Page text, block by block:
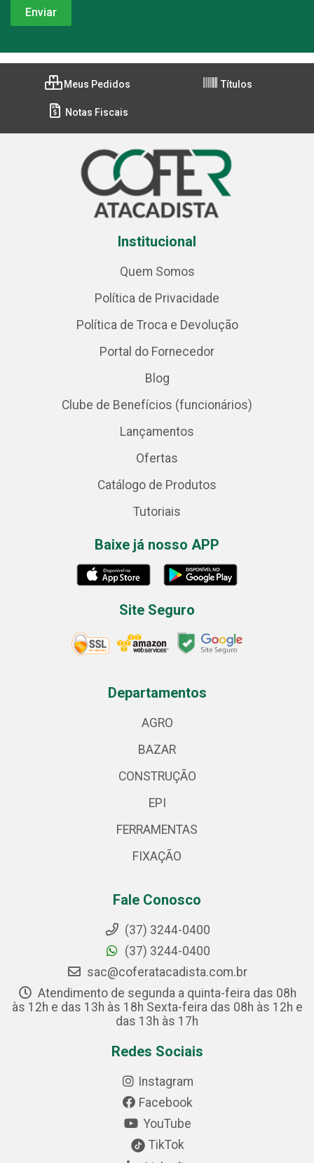
Meus Pedidos Títulos
Notas Fiscais
Institucional
Quem Somos
Política de Privacidade
Política de Troca e Devolução
Portal do Fornecedor
Blog
Clube de Benefícios (funcionários)
Lançamentos
Ofertas
Catálogo de Produtos
Tutoriais
Baixe já nosso APP
Site Seguro
Departamentos
AGRO
BAZAR
CONSTRUÇÃO
EPI
FERRAMENTAS
FIXAÇÃO
Fale Conosco
(37) 3244-0400
(37) 3244-0400
sac@coferatacadista.com.br
Atendimento de segunda a quinta-feira das 08h
às 12h e das 13h às 18h Sexta-feira das 08h às 12h e
das 13h às 17h
Redes Sociais
Instagram
Facebook
YouTube
TikTok